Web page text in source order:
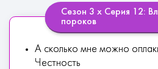
Сезон 3 х Серия 12:
пороков
А сколько мне можно
Честность